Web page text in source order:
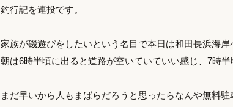
釣行記を連投です。
家族が磯遊びをしたいという名目で本日は和田長浜海岸
朝は6時半頃に出ると道路が空いていていい感じ、7時半
まだ早いから人もまばらだろうと思ったらなんや無料駐